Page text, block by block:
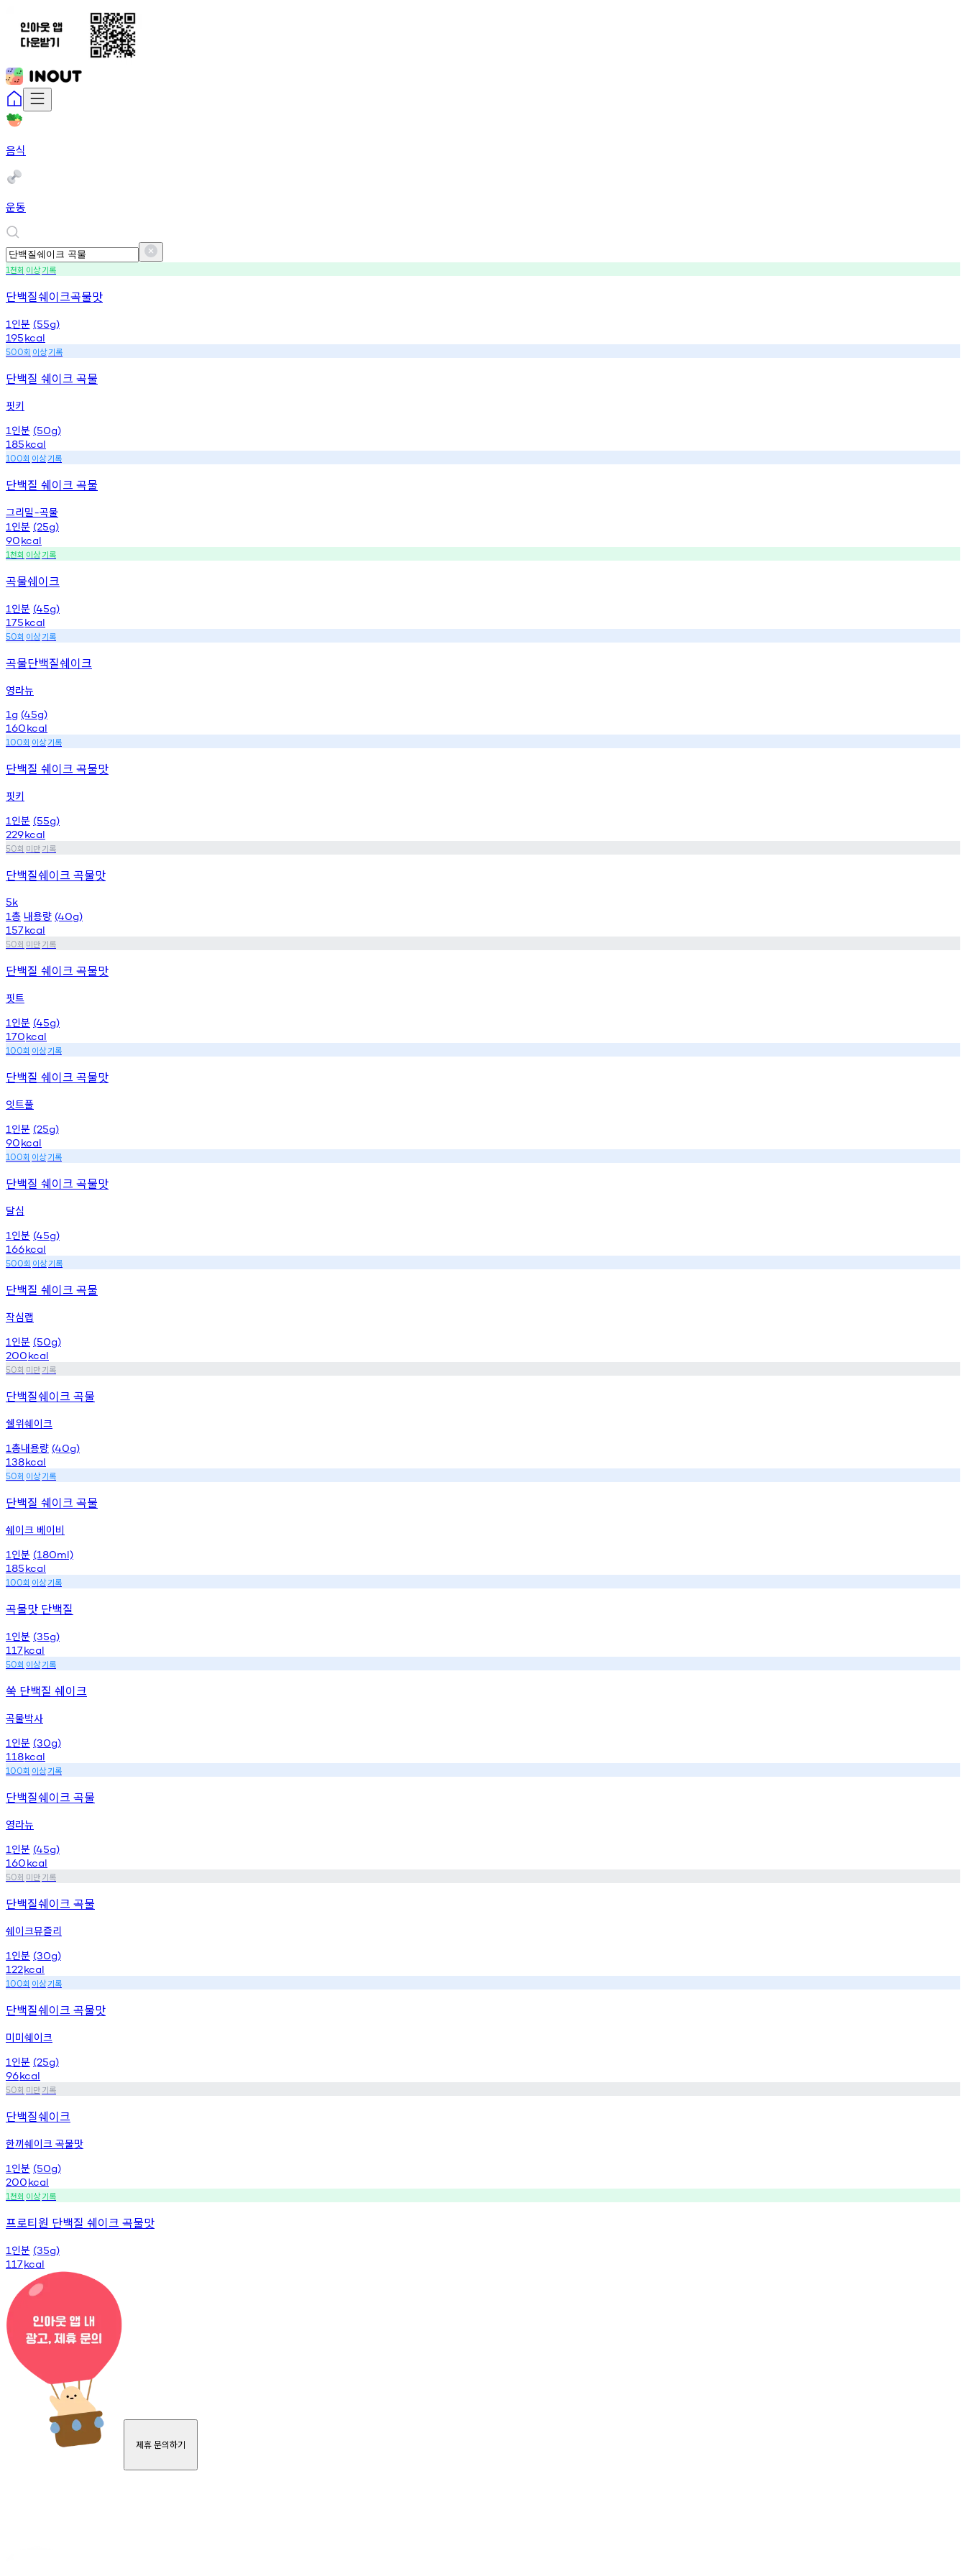
음식
운동
1천회 이상기록
단백질쉐이크곡물맛
1 인분 (55g)
195kcal
500회 이상기록
단백질 쉐이크 곡물
핏키
1 인분 (50g)
185kcal
100회 이상기록
단백질 쉐이크 곡물
그리밀-곡물
1 인분 (25g)
90kcal
1천회 이상기록
곡물쉐이크
1 인분 (45g)
175kcal
50회 이상기록
곡물단백질쉐이크
영라뉴
1g (45g)
160kcal
100회 이상기록
단백질 쉐이크 곡물맛
핏키
1 인분 (55g)
229kcal
50회 미만기록
단백질쉐이크 곡물맛
5k
1총 내용량 (40g)
157kcal
50회 미만기록
단백질 쉐이크 곡물맛
핏트
1 인분 (45g)
170kcal
100회 이상기록
단백질 쉐이크 곡물맛
잇트풀
1 인분 (25g)
90kcal
100회 이상기록
단백질 쉐이크 곡물맛
달심
1 인분 (45g)
166kcal
500회 이상기록
단백질 쉐이크 곡물
작심랩
1 인분 (50g)
200kcal
50회 미만기록
단백질쉐이크 곡물
쉘위쉐이크
1총내용량 (40g)
138kcal
50회 이상기록
단백질 쉐이크 곡물
쉐이크 베이비
1 인분 (180ml)
185kcal
100회 이상기록
곡물맛 단백질
1 인분 (35g)
117kcal
50회 이상기록
쑥 단백질 쉐이크
곡물박사
1 인분 (30g)
118kcal
100회 이상기록
단백질쉐이크 곡물
영라뉴
1 인분 (45g)
160kcal
50회 미만기록
단백질쉐이크 곡물
쉐이크뮤즐리
1 인분 (30g)
122kcal
100회 이상기록
단백질쉐이크 곡물맛
미미쉐이크
1 인분 (25g)
96kcal
50회 미만기록
단백질쉐이크
한끼쉐이크 곡물맛
1 인분 (50g)
200kcal
1천회 이상기록
프로티원 단백질 쉐이크 곡물맛
1 인분 (35g)
117kcal
제휴 문의하기